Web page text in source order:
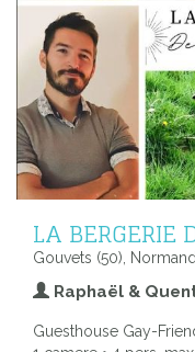
LA BERGERIE
Gouvets (50),
Raphaël &
Guesthouse Gay-